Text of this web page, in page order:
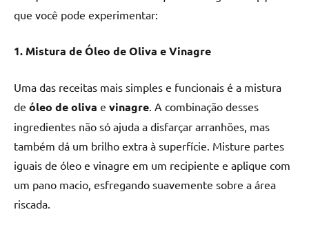
seu
com
únicas.
é
focado
em
apresentar
as
que você pode experimentar:
1. Mistura de Óleo de Oliva e Vinagre
Uma das receitas mais simples e funcionais é a mistura
de óleo de oliva e vinagre. A combinação desses
ingredientes não só ajuda a disfarçar arranhões, mas
também dá um brilho extra à superfície. Misture partes
iguais de óleo e vinagre em um recipiente e aplique com
um pano macio, esfregando suavemente sobre a área
riscada.